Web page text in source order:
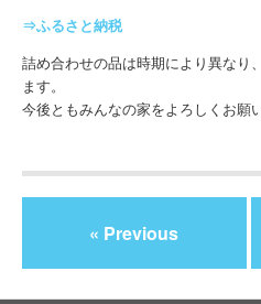
⇒ふるさと納税
詰め合わせの品は時期により異なり
ます。
今後ともみんなの家をよろしくお願
« Previous